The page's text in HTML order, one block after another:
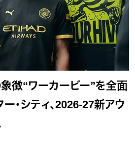
徴“ワーカービー”を全面
・シティ、2026-27新アウ